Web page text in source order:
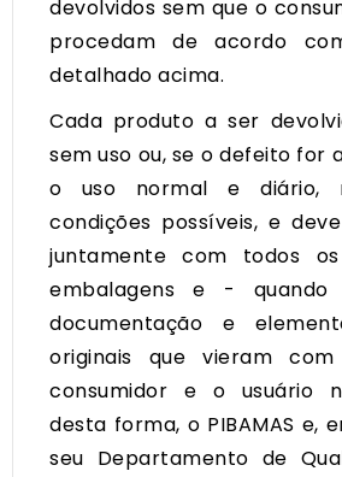
devolvidos sem que o
procedam de acordo
detalhado acima.
Cada produto a ser
sem uso ou, se o defeito for
o uso normal e diário,
condições possíveis, e
juntamente com todos
embalagens e -
documentação e
originais que vieram
consumidor e o usuário
desta forma, o PIBAMAS e,
seu Departamento de